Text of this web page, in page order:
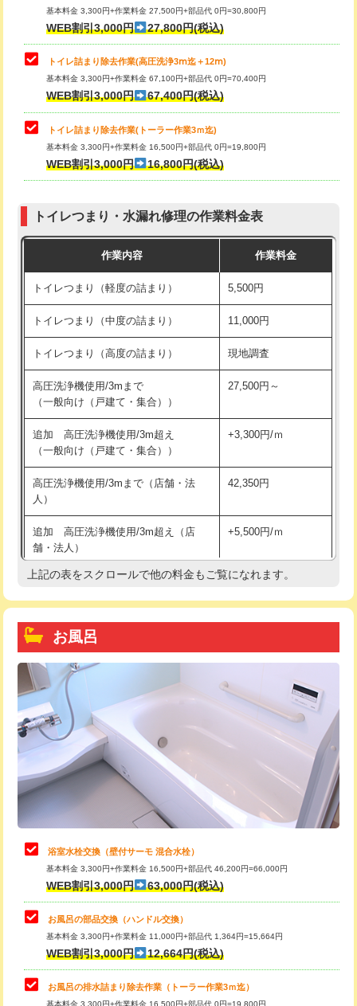
基本料金 3,300円+作業料金 27,500円+部品代 0円=30,800円
WEB割引3,000円 27,800円(税込)
トイレ詰まり除去作業(高圧洗浄3ⅿ迄＋12ⅿ)
基本料金 3,300円+作業料金 67,100円+部品代 0円=70,400円
WEB割引3,000円 67,400円(税込)
トイレ詰まり除去作業(トーラー作業3ｍ迄)
基本料金 3,300円+作業料金 16,500円+部品代 0円=19,800円
WEB割引3,000円 16,800円(税込)
トイレつまり・水漏れ修理の作業料金表
作業内容 作業料金
トイレつまり（軽度の詰まり） 5,500円
トイレつまり（中度の詰まり） 11,000円
トイレつまり（高度の詰まり） 現地調査
高圧洗浄機使用/3mまで
（一般向け（戸建て・集合））
27,500円～
追加 高圧洗浄機使用/3m超え
（一般向け（戸建て・集合））
+3,300円/ｍ
高圧洗浄機使用/3mまで（店舗・法
人）
42,350円
追加 高圧洗浄機使用/3m超え（店
舗・法人）
+5,500円/ｍ
高度高圧洗浄換 現地調査
トーラー機使用/3mまで
追加トーラー機使用/3m超え
カメラ調査 33,000円
桝清掃 8,800円
止水・漏水調査・防水処理・清掃・修
理・調整・分解・加工など（軽作業）
止水・漏水調査・防水処理・清掃・修
理・調整・分解・加工など（中作業）
22,000円
止水・漏水調査・防水処理・清掃・修
理・調整・分解・加工など（重作業）
33,000円
トイレタンク脱着
トイレ便器脱着
タンクレストイレ脱着 33,000円
上記の表をスクロールで他の料金もご覧になれます。
お風呂
浴室水栓交換（壁付サーモ 混合水栓）
基本料金 3,300円+作業料金 16,500円+部品代 46,200円=66,000円
WEB割引3,000円 63,000円(税込)
お風呂の部品交換（ハンドル交換）
基本料金 3,300円+作業料金 11,000円+部品代 1,364円=15,664円
WEB割引3,000円 12,664円(税込)
お風呂の排水詰まり除去作業（トーラー作業3ｍ迄）
基本料金 3,300円+作業料金 16,500円+部品代 0円=19,800円